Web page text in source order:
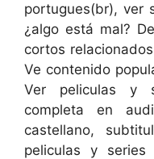
portugues(br), ver
¿algo está mal?
cortos
Ve contenido
Ver peliculas y
completa en
castellano,
peliculas y